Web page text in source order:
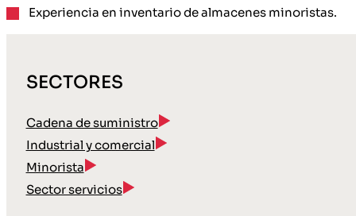
Experiencia en inventario de almacenes minoristas.
SECTORES
Cadena de suministro
Industrial y comercial
Minorista
Sector servicios